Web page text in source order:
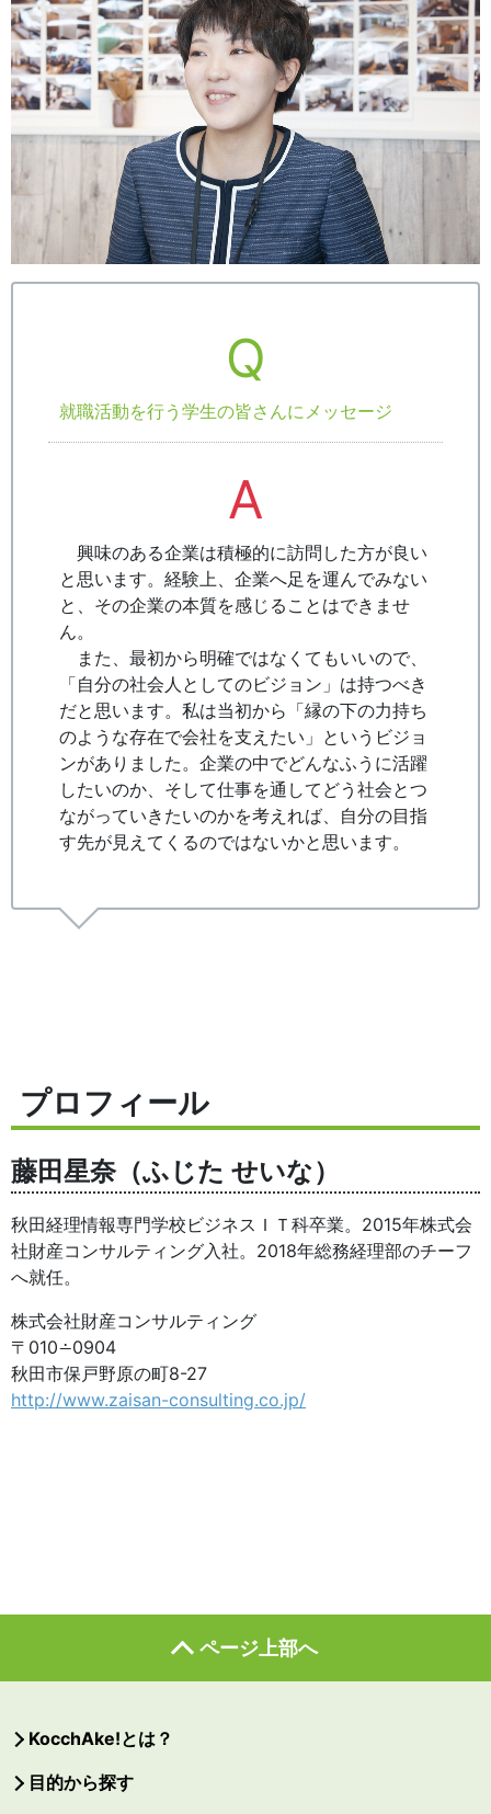
Q
就職活動を行う学生の皆さんにメッセージ
A
興味のある企業は積極的に訪問した方が良い
と思います。経験上、企業へ足を運んでみない
と、その企業の本質を感じることはできませ
ん。
また、最初から明確ではなくてもいいので、
「自分の社会人としてのビジョン」は持つべき
だと思います。私は当初から「縁の下の力持ち
のような存在で会社を支えたい」というビジョ
ンがありました。企業の中でどんなふうに活躍
したいのか、そして仕事を通してどう社会とつ
ながっていきたいのかを考えれば、自分の目指
す先が見えてくるのではないかと思います。
プロフィール
藤田星奈（ふじた せいな）
秋田経理情報専門学校ビジネスＩＴ科卒業。2015年株式会
社財産コンサルティング入社。2018年総務経理部のチーフ
へ就任。
株式会社財産コンサルティング
〒010∸0904
秋田市保戸野原の町8-27
http://www.zaisan-consulting.co.jp/
ページ上部へ
KocchAke!とは？
目的から探す